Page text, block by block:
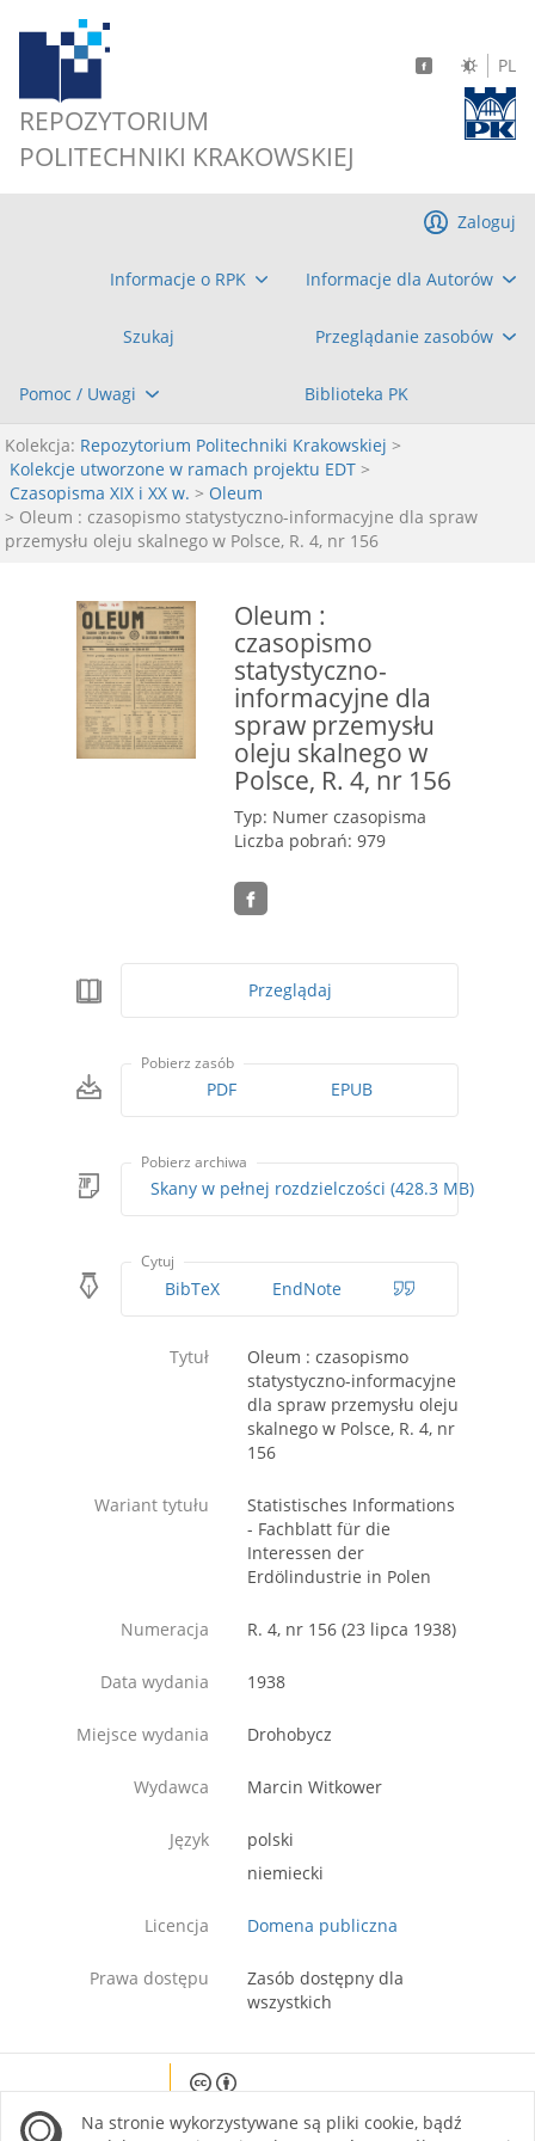
REPOZYTORIUM
POLITECHNIKI KRAKOWSKIEJ
PL
Informacje o RPK Informacje dla Autorów
Szukaj Przeglądanie zasobów
Pomoc / Uwagi Biblioteka PK
Zaloguj
Kolekcja: Repozytorium Politechniki Krakowskiej >
Kolekcje utworzone w ramach projektu EDT >
Czasopisma XIX i XX w. > Oleum
> Oleum : czasopismo statystyczno-informacyjne dla spraw
przemysłu oleju skalnego w Polsce, R. 4, nr 156
Oleum :
czasopismo
statystyczno-
informacyjne dla
spraw przemysłu
oleju skalnego w
Polsce, R. 4, nr 156
Typ: Numer czasopisma
Liczba pobrań: 979
Przeglądaj
Pobierz zasób
PDF EPUB
Pobierz archiwa
Skany w pełnej rozdzielczości (428.3 MB)
Cytuj
BibTeX EndNote
Tytuł
Oleum : czasopismo
statystyczno-informacyjne
dla spraw przemysłu oleju
skalnego w Polsce, R. 4, nr
156
Wariant tytułu
Statistisches Informations
- Fachblatt für die
Interessen der
Erdölindustrie in Polen
Numeracja R. 4, nr 156 (23 lipca 1938)
Data wydania 1938
Miejsce wydania Drohobycz
Wydawca Marcin Witkower
Język
polski
niemiecki
Licencja Domena publiczna
Prawa dostępu
Zasób dostępny dla
wszystkich
site is licensed under a Creative Commons
Na stronie wykorzystywane są pliki cookie, bądź